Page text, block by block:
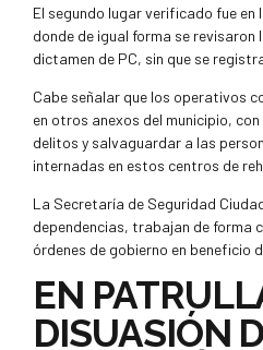
El segundo lugar verificado fue en
donde de igual forma se revisaron
dictamen de PC, sin que se
Cabe señalar que los operativos
en otros anexos del municipio,
delitos y salvaguardar a las
internadas en estos centros de
La Secretaría de Seguridad
dependencias, trabajan de forma
órdenes de gobierno en beneficio
EN
DISUASIÓN